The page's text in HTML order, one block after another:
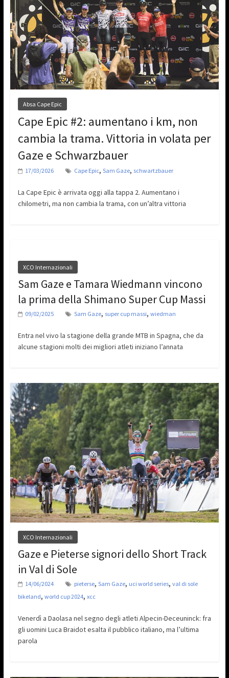
Absa Cape Epic
Cape Epic #2: aumentano i km, non
cambia la trama. Vittoria in volata per
Gaze e Schwarzbauer
17/03/2026 Cape Epic, Sam Gaze, schwartzbauer
La Cape Epic è arrivata oggi alla tappa 2. Aumentano i
chilometri, ma non cambia la trama, con un’altra vittoria
XCO Internazionali
Sam Gaze e Tamara Wiedmann vincono
la prima della Shimano Super Cup Massi
09/02/2025 Sam Gaze, super cup massi, wiedman
Entra nel vivo la stagione della grande MTB in Spagna, che da
alcune stagioni molti dei migliori atleti iniziano l’annata
XCO Internazionali
Gaze e Pieterse signori dello Short Track
in Val di Sole
14/06/2024 pieterse, Sam Gaze, uci world series, val di sole
bikeland, world cup 2024, xcc
Venerdì a Daolasa nel segno degli atleti Alpecin-Deceuninck: fra
gli uomini Luca Braidot esalta il pubblico italiano, ma l’ultima
parola